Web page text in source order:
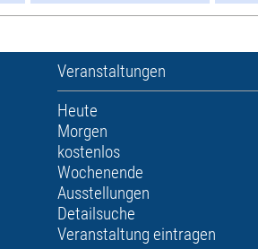
Veranstaltungen
Heute
Morgen
kostenlos
Wochenende
Ausstellungen
Detailsuche
Veranstaltung eintragen